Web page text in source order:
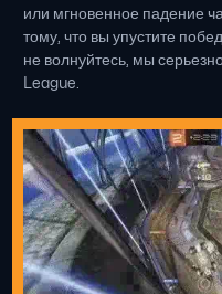
или мгновенное падение
тому, что вы упустите
не волнуйтесь, мы
League.